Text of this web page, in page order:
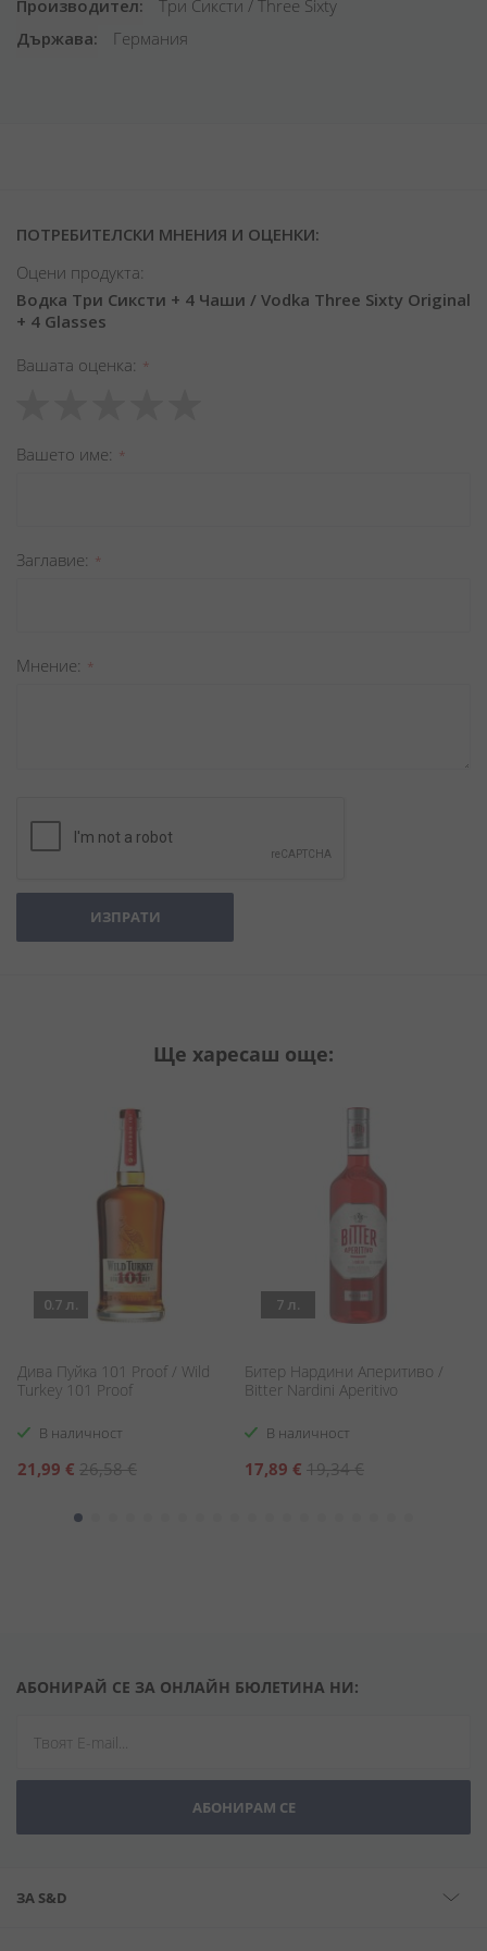
Производител
Три Сиксти / Three Sixty
Държава
Германия
ПОТРЕБИТЕЛСКИ МНЕНИЯ И ОЦЕНКИ:
Оцени продукта:
Водка Три Сиксти + 4 Чаши / Vodka Three Sixty Original
+ 4 Glasses
Вашата оценка
star
stars
stars
stars
stars
Вашето име
Заглавиe
Мнение
ИЗПРАТИ
Ще харесаш още:
0.7 л.
Дива Пуйка 101 Proof / Wild
Turkey 101 Proof
В наличност
Специална
21,99 € 26,58 €
7 л.
Битер Нардини Аперитиво /
Bitter Nardini Aperitivo
В наличност
Специална
17,89 € 19,34 €
АБОНИРАЙ СЕ ЗА ОНЛАЙН БЮЛЕТИНА НИ:
АБОНИРАМ СЕ
ЗА S&D